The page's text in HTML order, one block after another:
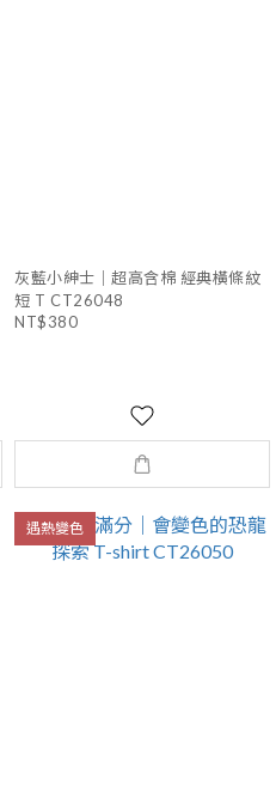
灰藍小紳士｜超高含棉 經典橫條紋
短 T CT26048
NT$380
遇熱變色